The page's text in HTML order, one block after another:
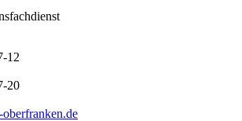
12
20